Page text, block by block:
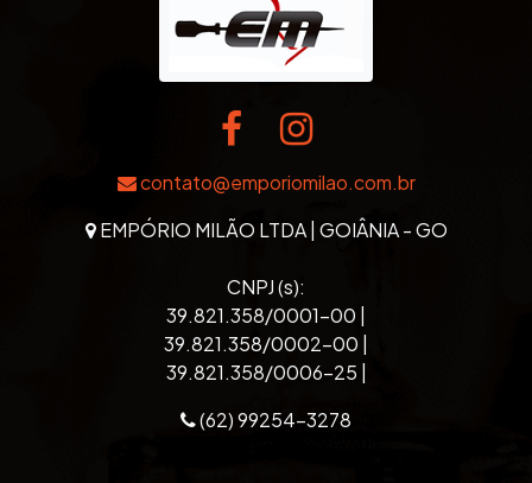
contato@emporiomilao.com.br
EMPÓRIO MILÃO LTDA | GOIÂNIA - GO
CNPJ (s):
39.821.358/0001-00 |
39.821.358/0002-00 |
39.821.358/0006-25 |
(62) 99254-3278